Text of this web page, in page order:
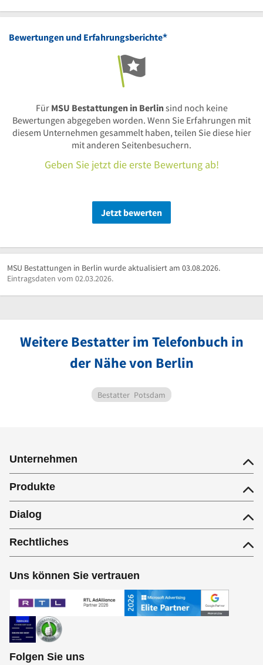
Bewertungen und Erfahrungsberichte*
Für MSU Bestattungen in Berlinsind noch keine
Bewertungen abgegeben worden. Wenn Sie Erfahrungen mit
diesem Unternehmen gesammelt haben, teilen Sie diese hier
mit anderen Seitenbesuchern.
Geben Sie jetzt die erste Bewertung ab!
Jetzt bewerten
MSU Bestattungen in Berlin wurde aktualisiert am 03.08.2026.
Eintragsdaten vom 02.03.2026.
Weitere Bestatter im Telefonbuch in
der Nähe von Berlin
Bestatter Potsdam
Unternehmen
Produkte
Dialog
Rechtliches
Uns können Sie vertrauen
Folgen Sie uns